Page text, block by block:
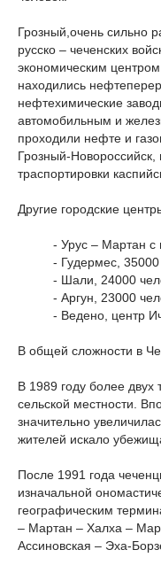
Грозный,очень сильно
русско – чеченских
экономическим
находились
нефтехимические
автомобильным и
проходили нефте и
Грозный-
траспортировки
Другие городские
- Урус – Мартан с
- Гудермес, 35000
- Шали, 24000
- Аргун, 23000
- Ведено, центр
В общей сложности в
В 1989 году более двух
сельской местности.
значительно
жителей искало
После 1991 года
изначальной
географическим
– Мартан – Халха –
Ассиновская – Эха-